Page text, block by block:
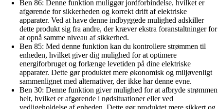
Ben 86: Denne funktion muliggør jordforbindelse, hvilket er
afgørende for sikkerheden og korrekt drift af elektriske
apparater. Ved at have denne indbyggede mulighed adskiller
dette produkt sig fra andre, der kræver ekstra foranstaltninger for
at opnå samme niveau af sikkerhed.
Ben 85: Med denne funktion kan du kontrollere strømmen til
enheden, hvilket giver dig mulighed for at optimere
energiforbruget og forlænge levetiden på dine elektriske
apparater. Dette gør produktet mere økonomisk og miljøvenligt
sammenlignet med alternativer, der ikke har denne evne.
Ben 30: Denne funktion giver mulighed for at afbryde strømmen
helt, hvilket er afgørende i nødsituationer eller ved
vedligeholdelse af enheden. Dette gør produktet mere sikkert og